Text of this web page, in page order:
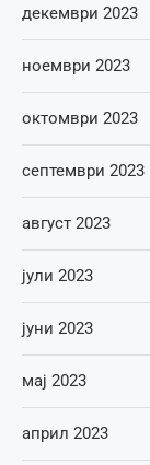
декември 2023
ноември 2023
октомври 2023
септември 2023
август 2023
јули 2023
јуни 2023
мај 2023
април 2023